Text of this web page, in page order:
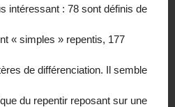
intéressant : 78 sont définis de
« simples » repentis, 177
de différenciation. Il semble
du repentir reposant sur une